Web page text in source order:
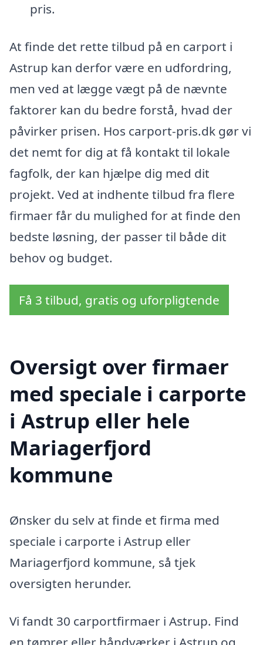
pris.
At finde det rette tilbud på en carport i
Astrup kan derfor være en udfordring,
men ved at lægge vægt på de nævnte
faktorer kan du bedre forstå, hvad der
påvirker prisen. Hos carport-pris.dk gør vi
det nemt for dig at få kontakt til lokale
fagfolk, der kan hjælpe dig med dit
projekt. Ved at indhente tilbud fra flere
firmaer får du mulighed for at finde den
bedste løsning, der passer til både dit
behov og budget.
Få 3 tilbud, gratis og uforpligtende
Oversigt over firmaer
med speciale i carporte
i Astrup eller hele
Mariagerfjord
kommune
Ønsker du selv at finde et firma med
speciale i carporte i Astrup eller
Mariagerfjord kommune, så tjek
oversigten herunder.
Vi fandt 30 carportfirmaer i Astrup. Find